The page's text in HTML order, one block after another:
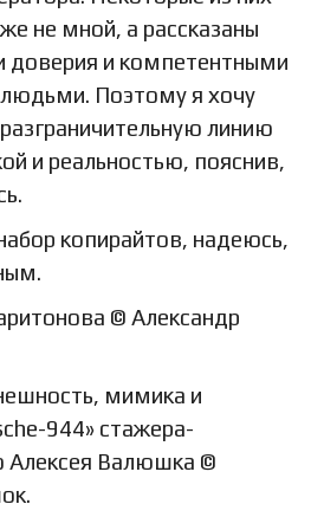
не мной, а рассказаны
и компетентными
людьми. Поэтому я хочу
линию
и реальностью, пояснив,
копирайтов, надеюсь,
© Александр
мимика и
944» стажера-
Алексея Валюшка ©